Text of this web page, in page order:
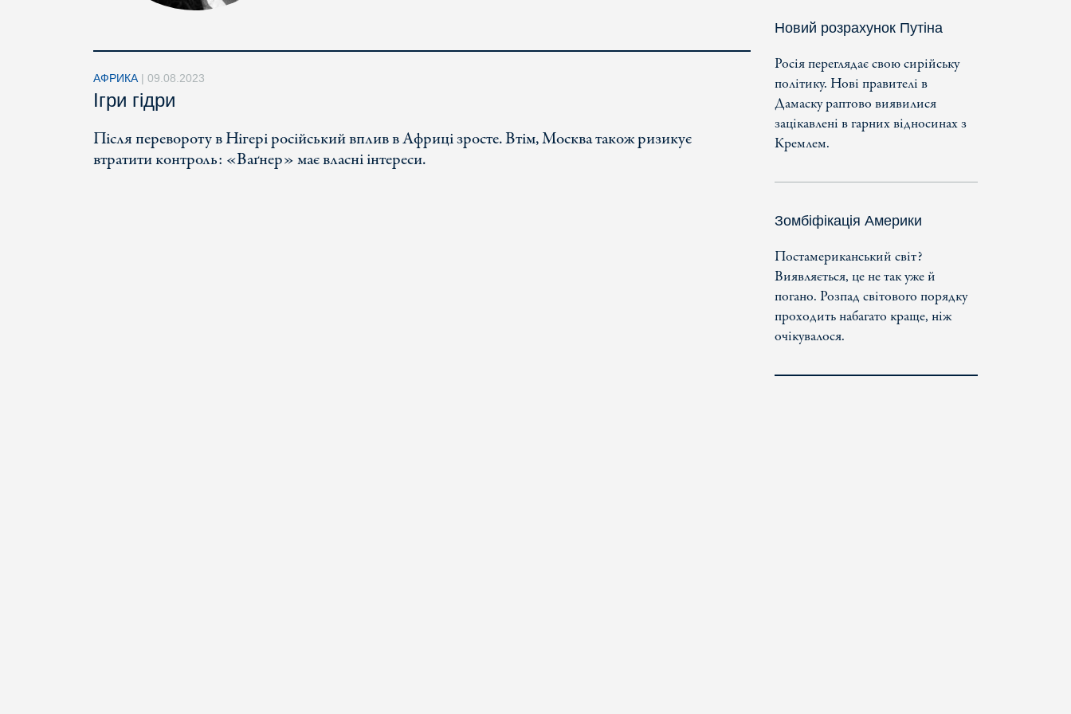
АФРИКА | 09.08.2023
Ігри гідри
Після перевороту в Нігері російський вплив в Африці зросте. Втім, Москва також ризикує
втратити контроль: «Ваґнер» має власні інтереси.
Новий розрахунок Путіна
Росія переглядає свою сирійську
політику. Нові правителі в
Дамаску раптово виявилися
зацікавлені в гарних відносинах з
Кремлем.
Зомбіфікація Америки
Постамериканський світ?
Виявляється, це не так уже й
погано. Розпад світового порядку
проходить набагато краще, ніж
очікувалося.